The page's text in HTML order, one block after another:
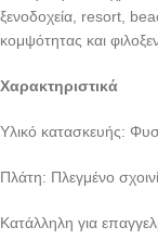
ξενοδοχεία, resort,
κομψότητας και
Χαρακτηριστικά
Υλικό κατασκευής:
Πλάτη: Πλεγμένο
Κατάλληλη για